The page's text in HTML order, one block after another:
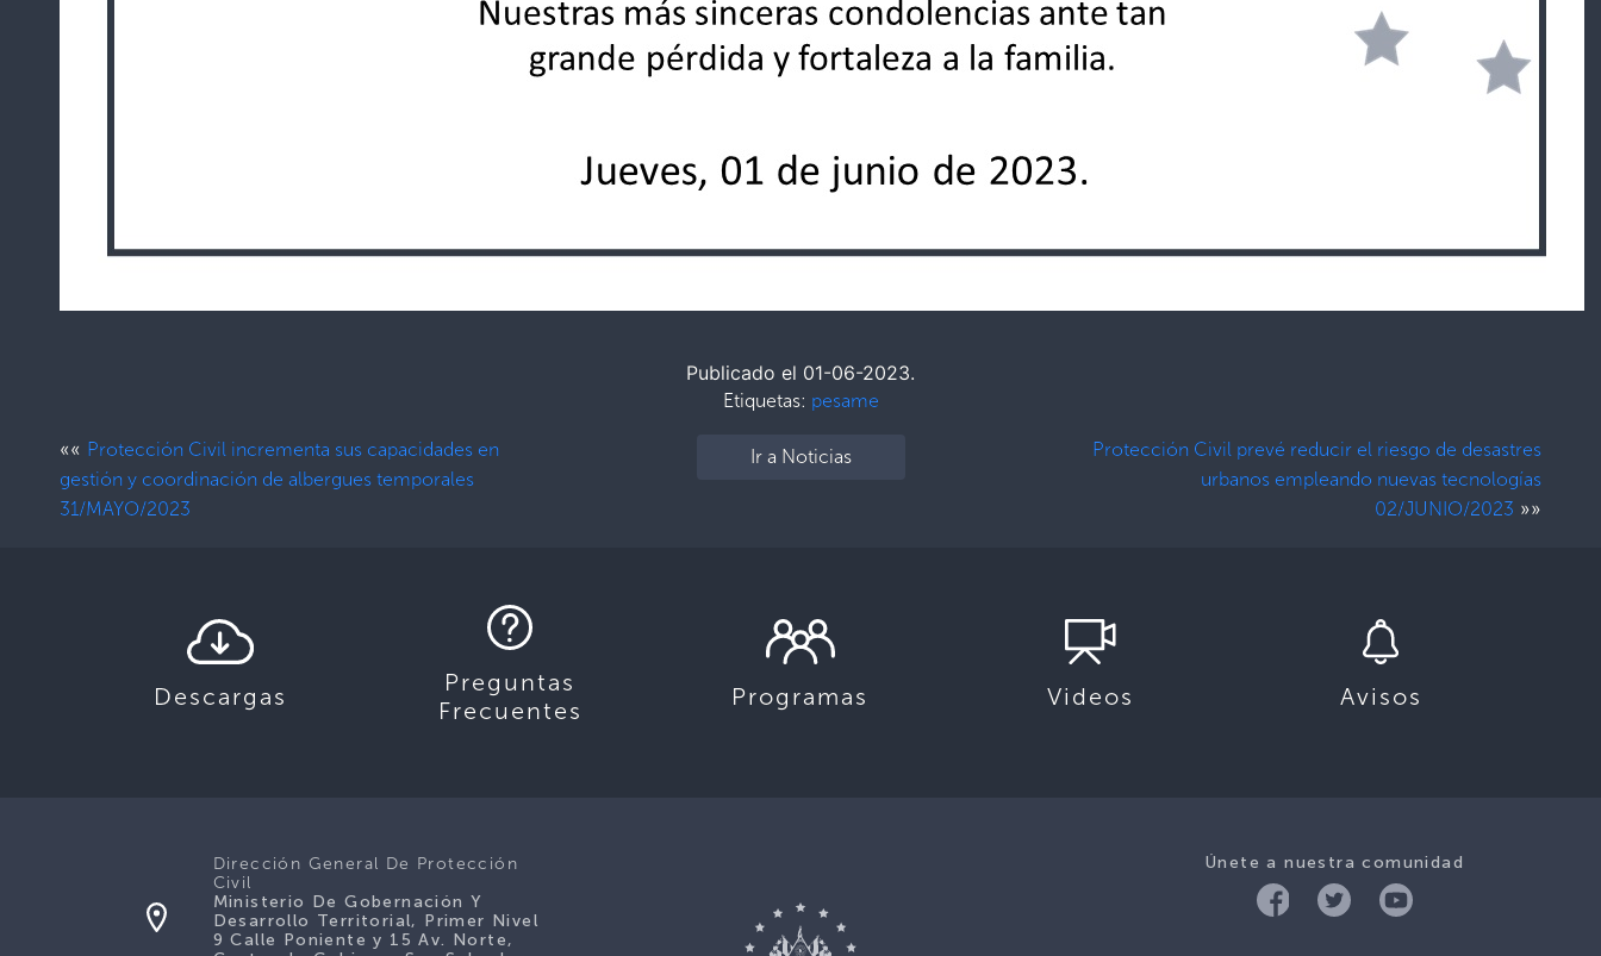
Publicado el 01-06-2023.
Etiquetas: pesame
«« Protección Civil incrementa sus capacidades en
gestión y coordinación de albergues temporales
31/MAYO/2023
Ir a Noticias
Protección Civil prevé reducir el riesgo de desastres
urbanos empleando nuevas tecnologías
02/JUNIO/2023 »»
Descargas
Preguntas
Frecuentes
Programas Videos Avisos
Únete a nuestra comunidad
Dirección General De Protección
Civil
Ministerio De Gobernación Y
Desarrollo Territorial, Primer Nivel
9 Calle Poniente y 15 Av. Norte,